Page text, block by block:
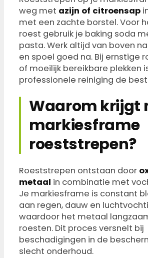
weg met azijn of citroensap
met een zachte borstel. Voor
roest gebruik je baking soda
pasta. Werk altijd van boven
en spoel goed na. Bij ernstige
of moeilijk bereikbare plekken
professionele reiniging de
Waarom krijgt
markiesframe
roeststrepen?
Roeststrepen ontstaan door
metaal in combinatie met
Je markiesframe is constant
aan regen, dauw en
waardoor het metaal
roesten. Dit proces versnelt bij
beschadigingen in de
slecht onderhoud.